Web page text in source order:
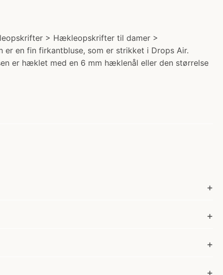
> Hækleopskrifter til damer >
er en fin firkantbluse, som er strikket i Drops Air.
er hæklet med en 6 mm hæklenål eller den størrelse